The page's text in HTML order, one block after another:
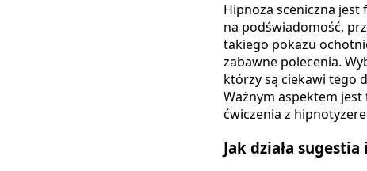
Hipnoza sceniczna jest
na podświadomość,
takiego pokazu
zabawne polecenia.
którzy są ciekawi tego
Ważnym aspektem
ćwiczenia z
Jak działa